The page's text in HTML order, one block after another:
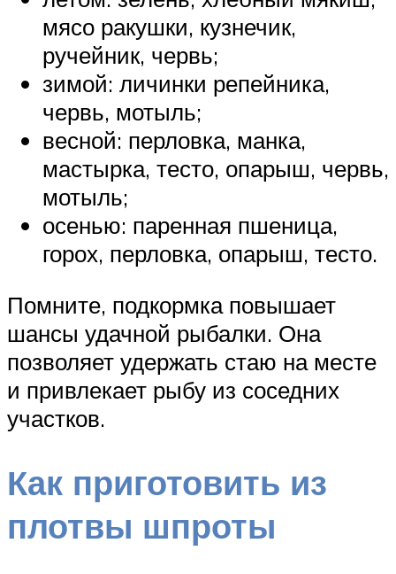
мясо ракушки, кузнечик,
ручейник, червь;
зимой: личинки репейника,
червь, мотыль;
весной: перловка, манка,
мастырка, тесто, опарыш, червь,
мотыль;
осенью: паренная пшеница,
горох, перловка, опарыш, тесто.
Помните, подкормка повышает
шансы удачной рыбалки. Она
позволяет удержать стаю на месте
и привлекает рыбу из соседних
участков.
Как приготовить из
плотвы шпроты